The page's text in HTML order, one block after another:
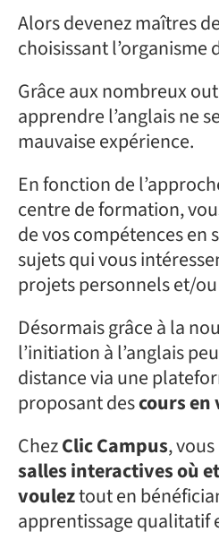
Alors devenez maîtres
choisissant l’organisme
Grâce aux nombreux
apprendre l’anglais ne
mauvaise expérience.
En fonction de
centre de formation,
de vos compétences en
sujets qui vous
projets personnels et/
Désormais grâce à la
l’initiation à l’anglais
distance via une
proposant descours en
ChezClic Campus,
salles interactivesoù
vouleztout en
apprentissage qualitatif